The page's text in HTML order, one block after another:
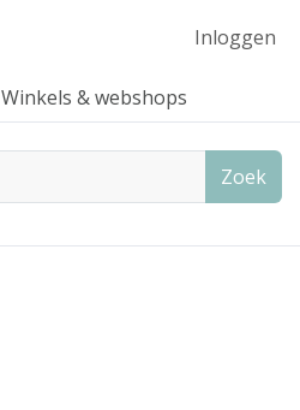
Inloggen
Winkels & webshops
Zoek